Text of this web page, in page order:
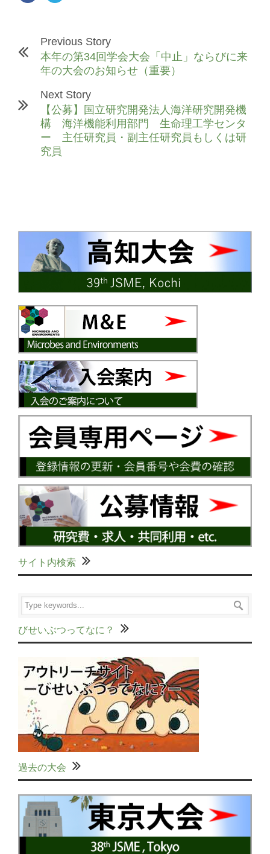
Previous Story
本年の第34回学会大会「中止」ならびに来
年の大会のお知らせ（重要）
Next Story
【公募】国立研究開発法人海洋研究開発機
構 海洋機能利用部門 生命理工学センタ
ー 主任研究員・副主任研究員もしくは研
究員
サイト内検索
びせいぶつってなに？
過去の大会